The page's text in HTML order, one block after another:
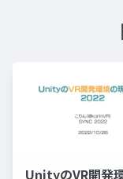
UnityのVR開発